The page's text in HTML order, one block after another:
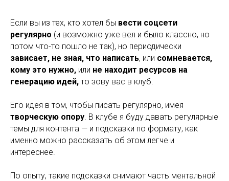
Если вы из тех, кто хотел бы вести соцсети
регулярно (и возможно уже вел и было классно, но
потом что-то пошло не так), но периодически
зависает, не зная, что написать, или сомневается,
кому это нужно, или не находит ресурсов на
генерацию идей, то зову вас в клуб.
Его идея в том, чтобы писать регулярно, имея
творческую опору. В клубе я буду давать регулярные
темы для контента — и подсказки по формату, как
именно можно рассказать об этом легче и
интереснее.
По опыту, такие подсказки снимают часть ментальной